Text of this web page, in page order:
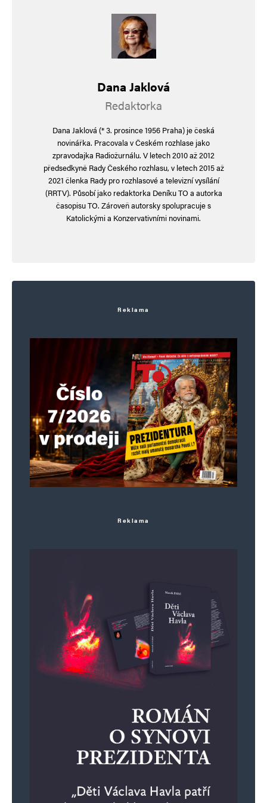
Napsat komentář
Vaše e-mailová adresa nebude zveřejněna.Vyžadované informace jsou
Webová stránka
Uložit do prohlížeče jméno, e-mail a webovou stránku pro budoucí
Informujte mě o nových komentářích e-mailem.
Informujte mě o nových příspěvcích e-mailem.
Alternative:
Dana Jaklová
Redaktorka
Dana Jaklová (* 3. prosince 1956 Praha) je česká
novinářka. Pracovala v Českém rozhlase jako
zpravodajka Radiožurnálu. V letech 2010 až 2012
předsedkyně Rady Českého rozhlasu, v letech 2015 až
2021 členka Rady pro rozhlasové a televizní vysílání
(RRTV). Působí jako redaktorka Deníku TO a autorka
časopisu TO. Zároveň autorsky spolupracuje s
Katolickými a Konzervativními novinami.
Reklama
Reklama